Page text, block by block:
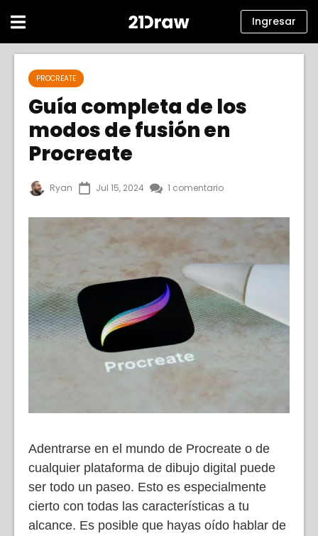
Libros
Artistas
Ayuda
Blog
Acerca de
Español
Ingresar
PROCREATE
Guía completa de los
modos de fusión en
Procreate
Ryan Jul 15, 2024 1 comentario
Adentrarse en el mundo de Procreate o de
cualquier plataforma de dibujo digital puede
ser todo un paseo. Esto es especialmente
cierto con todas las características a tu
alcance. Es posible que hayas oído hablar de